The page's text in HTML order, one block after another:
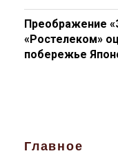
Преображение
«Ростелеком»
побережье
Главное